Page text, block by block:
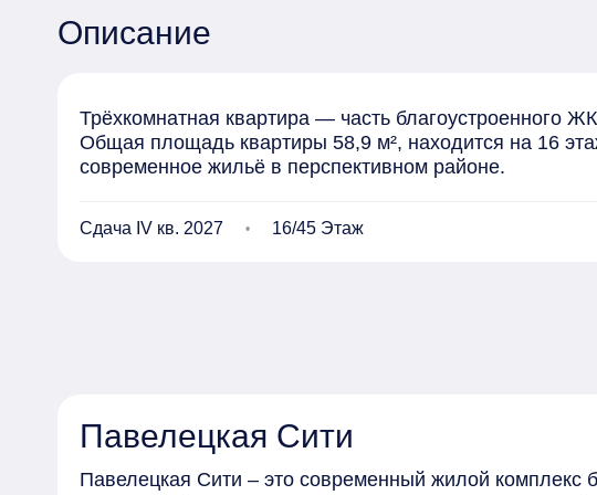
Описание
Трёхкомнатная квартира — часть благоустроенного
Общая площадь квартиры 58,9 м², находится на 16
современное жильё в перспективном районе.
Сдача IV кв. 2027 16/45 Этаж
Павелецкая Сити
Павелецкая Сити – это современный жилой комплекс